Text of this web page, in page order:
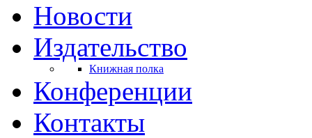
Новости
Издательство
Книжная полка
Конференции
Контакты